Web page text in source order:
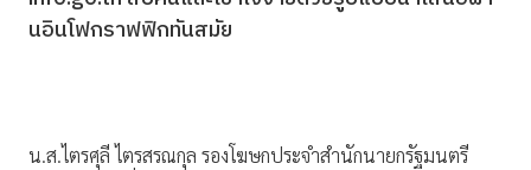
นอินโฟกราฟฟิกทันสมัย
น.ส.ไตรศุลี ไตรสรณกุล รองโฆษกประจำสำนักนายกรัฐมนตรี